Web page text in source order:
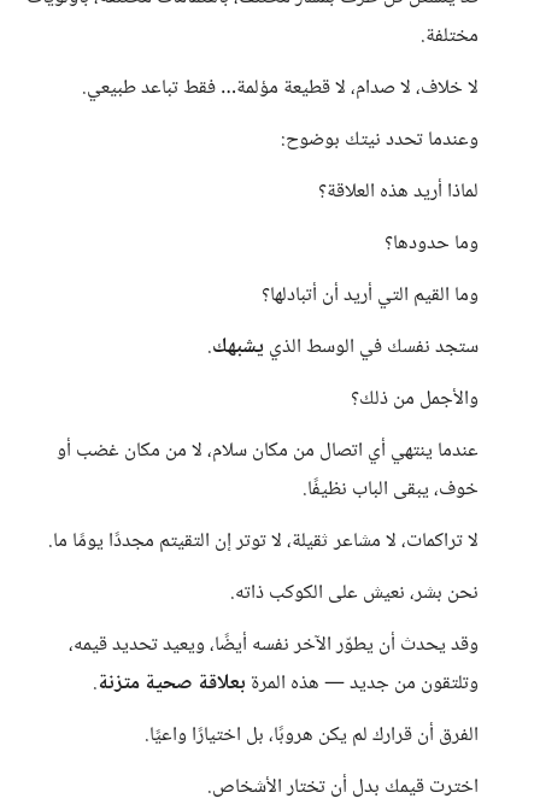
مختلفة.
لا خلاف، لا صدام، لا قطيعة مؤلمة… فقط تباعد طبيعي.
وعندما تحدد نيتك بوضوح:
لماذا أريد هذه العلاقة؟
وما حدودها؟
وما القيم التي أريد أن أتبادلها؟
ستجد نفسك في الوسط الذي يشبهك.
والأجمل من ذلك؟
عندما ينتهي أي اتصال من مكان سلام، لا من مكان غضب أو
خوف، يبقى الباب نظيفًا.
لا تراكمات، لا مشاعر ثقيلة، لا توتر إن التقيتم مجددًا يومًا ما.
نحن بشر، نعيش على الكوكب ذاته.
وقد يحدث أن يطوّر الآخر نفسه أيضًا، ويعيد تحديد قيمه،
وتلتقون من جديد — هذه المرة بعلاقة صحية متزنة.
الفرق أن قرارك لم يكن هروبًا، بل اختيارًا واعيًا.
اخترت قيمك بدل أن تختار الأشخاص.